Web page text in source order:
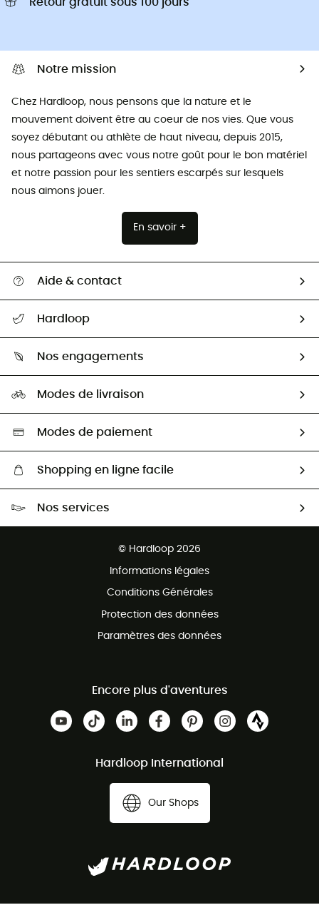
Notre mission
Chez Hardloop, nous pensons que la nature et le
mouvement doivent être au coeur de nos vies. Que vous
soyez débutant ou athlète de haut niveau, depuis 2015,
nous partageons avec vous notre goût pour le bon matériel
et notre passion pour les sentiers escarpés sur lesquels
nous aimons jouer.
En savoir +
Aide & contact
Retour & remboursement
Guide des tailles
Seconde Main
Aide & Contact
Hardloop
HardGuides
Nos engagements
Sélection éco-responsable
Modes de livraison
Modes de paiement
Shopping en ligne facile
Nos services
© Hardloop 2026
Informations légales
Conditions Générales
Protection des données
Paramètres des données
Encore plus d'aventures
Hardloop International
Our Shops